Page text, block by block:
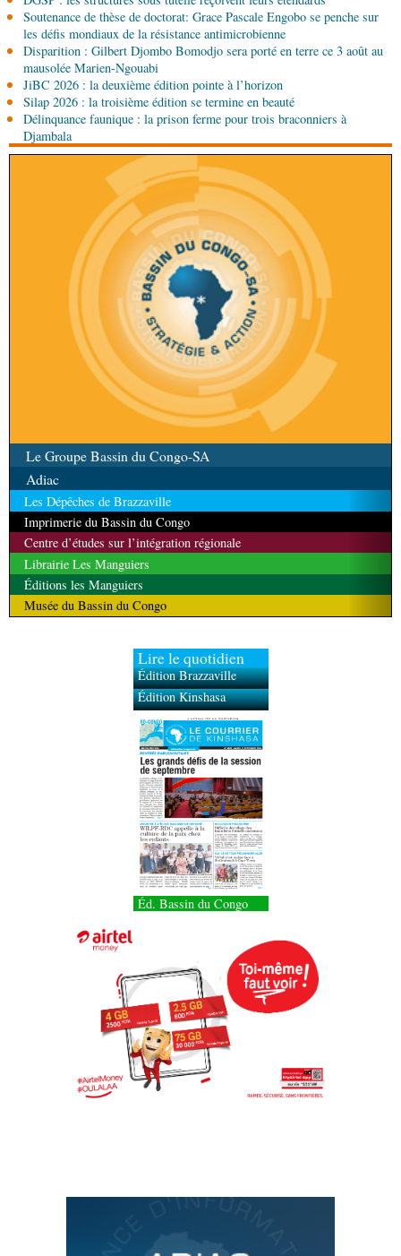
06-08-2026 08:45
Politique Vie des institutions : Pierre Ngolo et
Pierre Oba jettent les bases d’une collaboration
fructueuse
06-08-2026 08:30
Afrique-Monde Centrafrique : les sanctions de
l'ONU cachent la guerre silencieuse pour le
contrôle des ressources
Soutenance de thèse de doctorat: Grace Pascale Engobo se penche sur
les défis mondiaux de la résistance antimicrobienne
Disparition : Gilbert Djombo Bomodjo sera porté en terre ce 3 août au
mausolée Marien-Ngouabi
JiBC 2026 : la deuxième édition pointe à l’horizon
Silap 2026 : la troisième édition se termine en beauté
Délinquance faunique : la prison ferme pour trois braconniers à
Djambala
Le Groupe Bassin du Congo-SA
Adiac
Les Dépêches de Brazzaville
Imprimerie du Bassin du Congo
Centre d’études sur l’intégration régionale
Librairie Les Manguiers
Éditions les Manguiers
Musée du Bassin du Congo
Lire le quotidien
Édition Brazzaville
Édition Kinshasa
Éd. Bassin du Congo